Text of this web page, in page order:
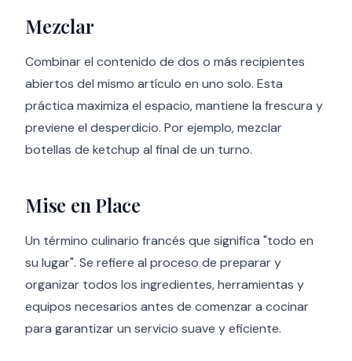
Mezclar
Combinar el contenido de dos o más recipientes
abiertos del mismo artículo en uno solo. Esta
práctica maximiza el espacio, mantiene la frescura y
previene el desperdicio. Por ejemplo, mezclar
botellas de ketchup al final de un turno.
Mise en Place
Un término culinario francés que significa "todo en
su lugar". Se refiere al proceso de preparar y
organizar todos los ingredientes, herramientas y
equipos necesarios antes de comenzar a cocinar
para garantizar un servicio suave y eficiente.